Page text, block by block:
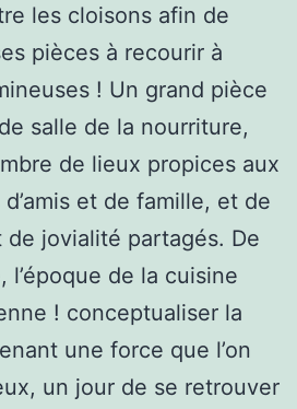
les cloisons afin de
pièces à recourir à
! Un grand pièce
salle de la nourriture,
de lieux propices aux
et de famille, et de
jovialité partagés. De
l’époque de la cuisine
! conceptualiser la
une force que l’on
un jour de se retrouver